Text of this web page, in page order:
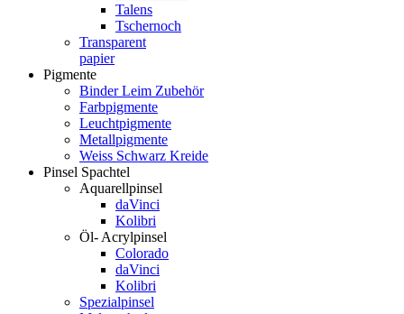
Talens
Tschernoch
Transparent
papier
Pigmente
Binder Leim Zubehör
Farbpigmente
Leuchtpigmente
Metallpigmente
Weiss Schwarz Kreide
Pinsel Spachtel
Aquarellpinsel
daVinci
Kolibri
Öl- Acrylpinsel
Colorado
daVinci
Kolibri
Spezialpinsel